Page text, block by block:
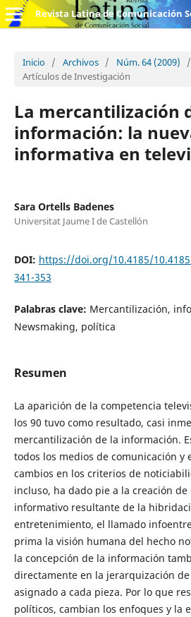
Revista Latina de Comunicación
Inicio / Archivos / Núm. 64 (2009)
/
Artículos de Investigación
La mercantilización
información: la
informativa en
Sara Ortells Badenes
Universitat Jaume I de Castellón
DOI: https://doi.org/10.4185/
341-353
Palabras clave: Mercantilización,
Newsmaking, política
Resumen
La aparición de la competencia
los 90 tuvo como resultado, casi
mercantilización de la información.
todos los medios de comunicación y
cambios en los criterios de
incluso, ha dado pie a la creación
informativo resultante de la
entretenimiento, el llamado
prima la visión humana del hecho
la concepción de la información
directamente en la jerarquización
asignado a cada pieza. Por lo que
políticos, cambian los enfoques y la